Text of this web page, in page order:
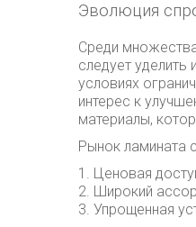
Эволюция
Среди
следует уделить
условиях
интерес к
материалы,
Рынок ламината
1. Ценовая
2. Широкий
3. Упрощенная